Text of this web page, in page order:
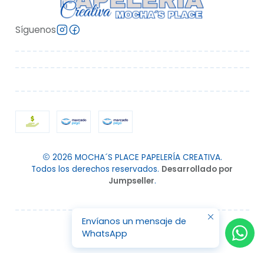
Síguenos
2026 MOCHA´S PLACE PAPELERÍA CREATIVA.
Todos los derechos reservados. Desarrollado por
Jumpseller.
VOLVER ARRIBA
Envíanos un mensaje de
WhatsApp